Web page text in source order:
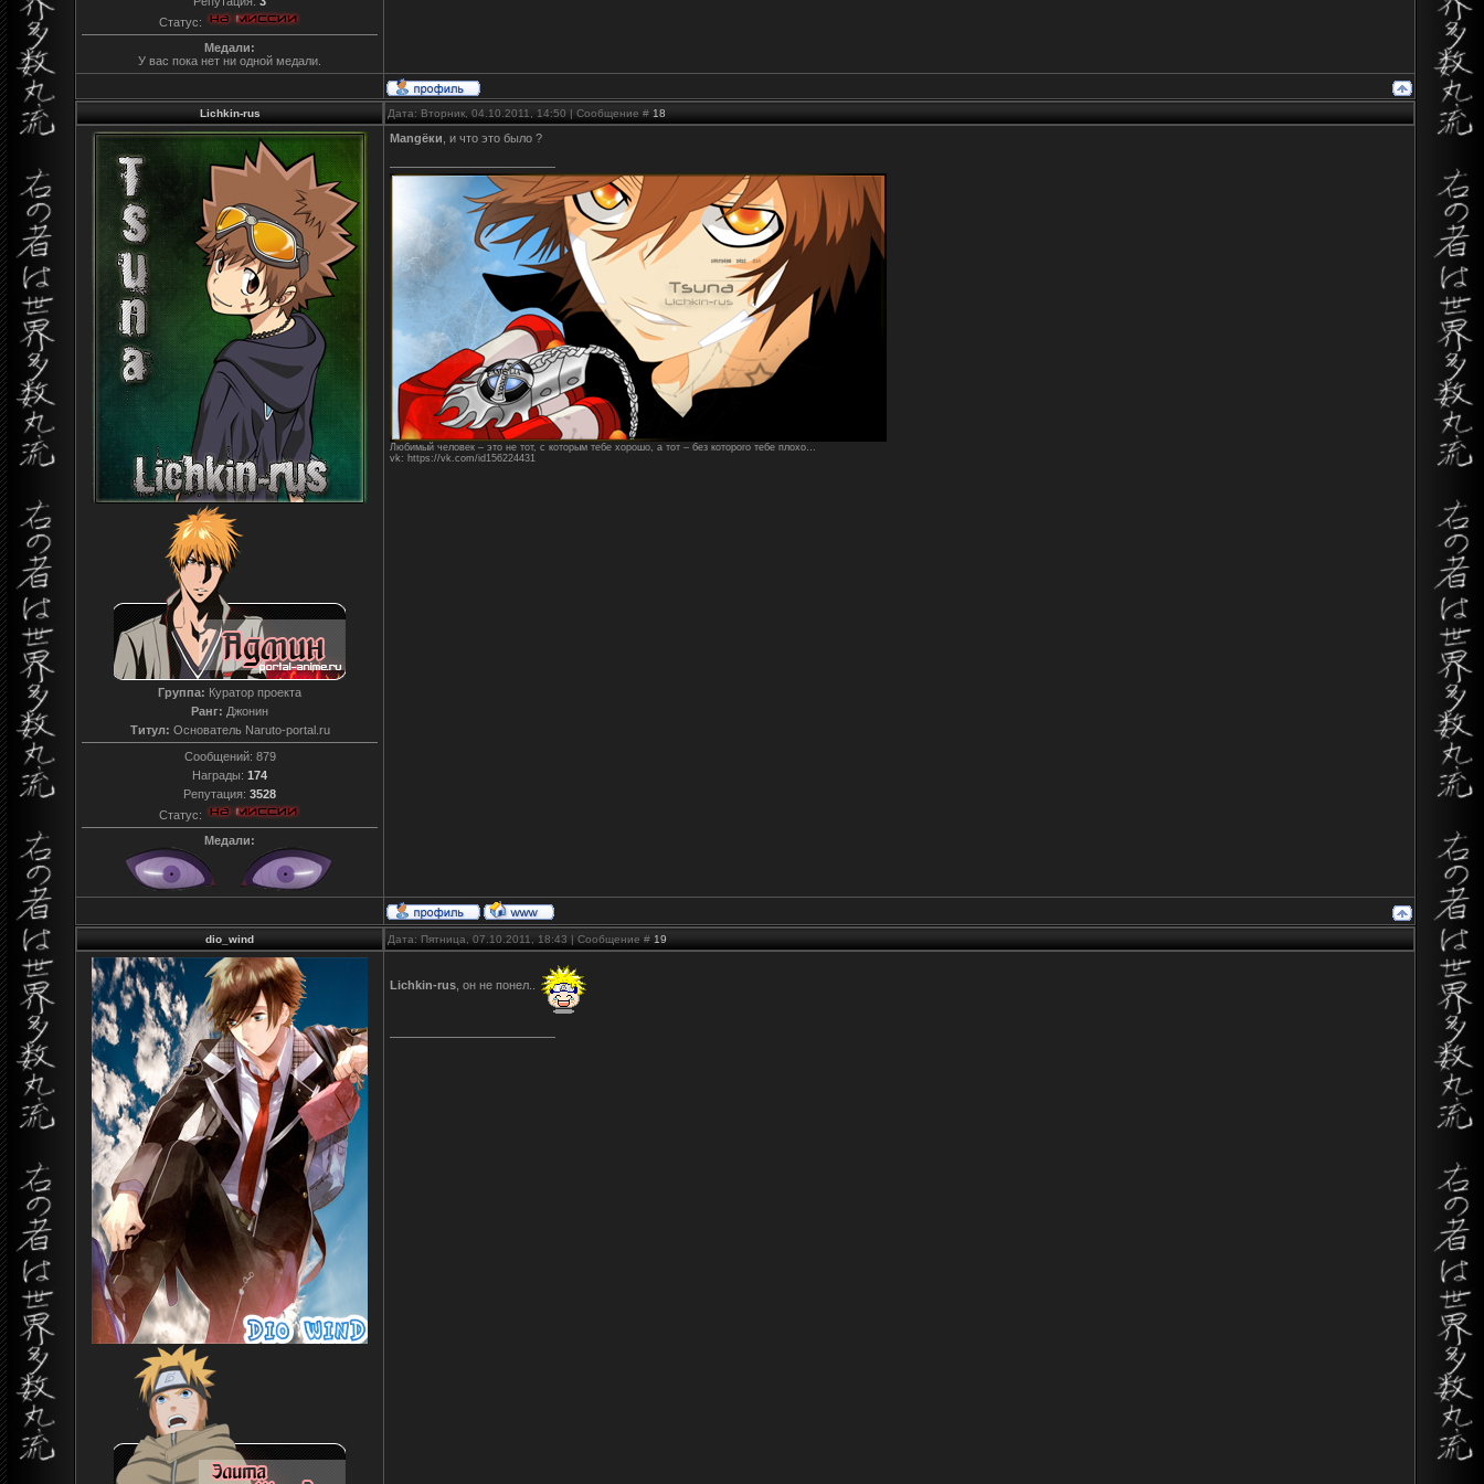
Статус:
Медали:
У вас пока нет ни одной медали.
Lichkin-rus Дата: Вторник, 04.10.2011, 14:50 | Сообщение # 18
Группа: Куратор проекта
Ранг: Джонин
Титул: Основатель Naruto-portal.ru
Сообщений: 879
Награды: 174
Репутация: 3528
Статус:
Медали:
Mangёки , и что это было ?
Любимый человек – это не тот, с которым тебе хорошо, а тот – без которого тебе плохо…
vk: https://vk.com/id156224431
dio_wind Дата: Пятница, 07.10.2011, 18:43 | Сообщение # 19
Lichkin-rus , он не понел..